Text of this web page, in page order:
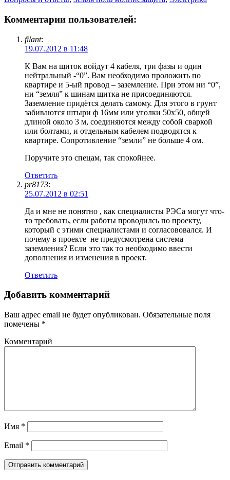
Комментарии пользователей:
filant:
19.07.2012 в 11:48
К Вам на щиток войдут 4 кабеля, три фазы и один
нейтральный -“0”. Вам необходимо проложить по
квартире и 5-ый провод – заземление. При этом ни “0”,
ни “земля” к шинам щитка не присоединяются.
Заземление придётся делать самому. Для этого в грунт
забиваются штыри ф 16мм или уголки 50х50, общей
длиной около 3 м, соединяются между собой сваркой
или болтами, и отдельным кабелем подводятся к
квартире. Сопротивление “земли” не больше 4 ом.
Поручите это спецам, так спокойнее.
Ответить
pr8173:
25.07.2012 в 02:51
Да и мне не понятно , как специалисты РЭСа могут что-
то требовать, если работы проводилсь по проекту,
который с этими специалистами и согласововался. И
почему в проекте не предусмотрена система
заземления? Если это так то необходимо ввести
дополнения и изменения в проект.
Ответить
Добавить комментарий
Ваш адрес email не будет опубликован. Обязательные поля
помечены *
Комментарий
Имя *
Email *